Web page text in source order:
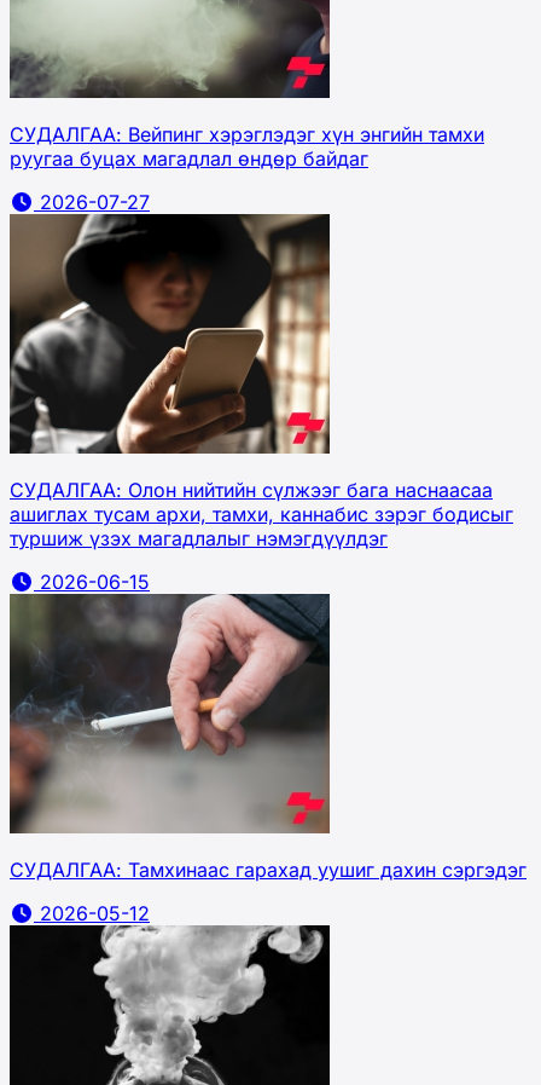
СУДАЛГАА: Вейпинг хэрэглэдэг хүн энгийн тамхи
руугаа буцах магадлал өндөр байдаг
2026-07-27
СУДАЛГАА: Олон нийтийн сүлжээг бага наснаасаа
ашиглах тусам архи, тамхи, каннабис зэрэг бодисыг
туршиж үзэх магадлалыг нэмэгдүүлдэг
2026-06-15
СУДАЛГАА: Тамхинаас гарахад уушиг дахин сэргэдэг
2026-05-12